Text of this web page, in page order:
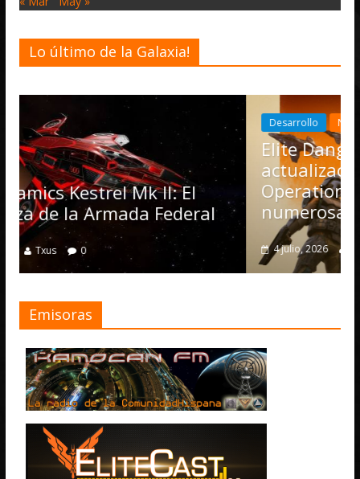
Lo último de la Galaxia!
II: El
Elite Dangerous recibe la
actualización 4.4.0: llegan las
Operations, el vehículo
numerosas mejoras
Emisoras